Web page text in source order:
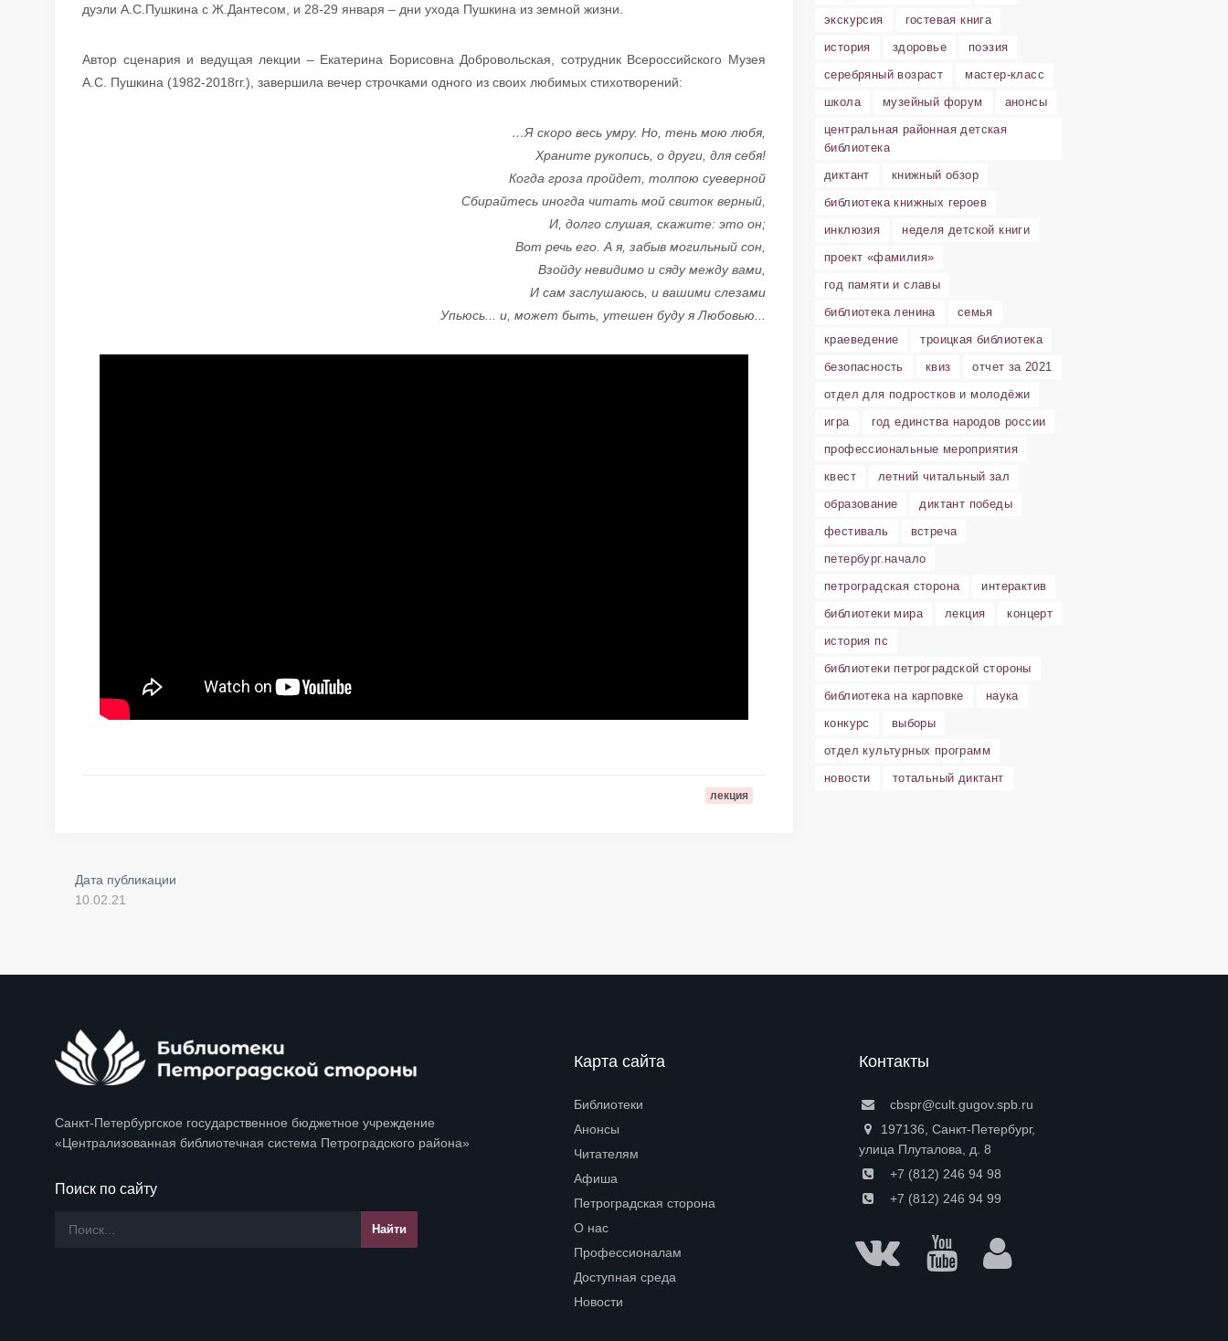
дуэли А.С.Пушкина с Ж.Дантесом, и 28-29 января – дни ухода Пушкина из земной жизни.
Автор сценария и ведущая лекции – Екатерина Борисовна Добровольская, сотрудник Всероссийского Музея
А.С. Пушкина (1982-2018гг.), завершила вечер строчками одного из своих любимых стихотворений:
…Я скоро весь умру. Но, тень мою любя,
Храните рукопись, о други, для себя!
Когда гроза пройдет, толпою суеверной
Сбирайтесь иногда читать мой свиток верный,
И, долго слушая, скажите: это он;
Вот речь его. А я, забыв могильный сон,
Взойду невидимо и сяду между вами,
И сам заслушаюсь, и вашими слезами
Упьюсь... и, может быть, утешен буду я Любовью...
лекция
Дата публикации
10.02.21
экскурсия
гостевая книга
история
здоровье
поэзия
серебряный возраст
мастер-класс
школа
музейный форум
анонсы
центральная районная детская
библиотека
диктант
книжный обзор
библиотека книжных героев
инклюзия
неделя детской книги
проект «фамилия»
год памяти и славы
библиотека ленина
семья
краеведение
троицкая библиотека
безопасность
квиз
отчет за 2021
отдел для подростков и молодёжи
игра
год единства народов россии
профессиональные мероприятия
квест
летний читальный зал
образование
диктант победы
фестиваль
встреча
петербург.начало
петроградская сторона
интерактив
библиотеки мира
лекция
концерт
история пс
библиотеки петроградской стороны
библиотека на карповке
наука
конкурс
выборы
отдел культурных программ
новости
тотальный диктант
Санкт-Петербургское государственное бюджетное учреждение
«Централизованная библиотечная система Петроградского района»
Поиск по сайту
Карта сайта
Библиотеки
Анонсы
Читателям
Афиша
Петроградская сторона
О нас
Профессионалам
Доступная среда
Новости
Контакты
cbspr@cult.gugov.spb.ru
197136, Санкт-Петербург,
улица Плуталова, д. 8
+7 (812) 246 94 98
+7 (812) 246 94 99